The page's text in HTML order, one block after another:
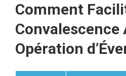
Comment
Convalescence
Opération